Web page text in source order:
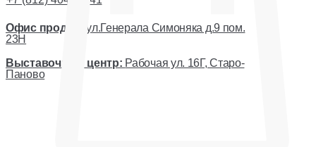
Офис продаж:
ул.Генерала Симоняка д.9 пом.
23Н
Выставочный центр: Рабочая ул. 16Г, Старо-
Паново